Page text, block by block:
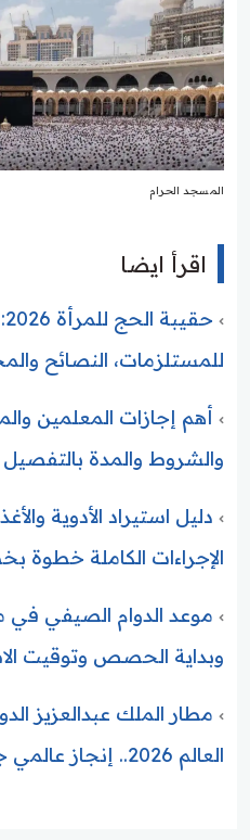
المسجد الحرام
اقرأ ايضا
للمستلزمات، النصائح
والشروط والمدة بالتفصيل
دليل استيراد الأدوية
الإجراءات الكاملة خطوة
وبداية الحصص وتوقيت
مطار الملك عبدالعزيز
العالم 2026.. إنجاز عالمي جديد